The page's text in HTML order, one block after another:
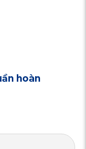
hoàn